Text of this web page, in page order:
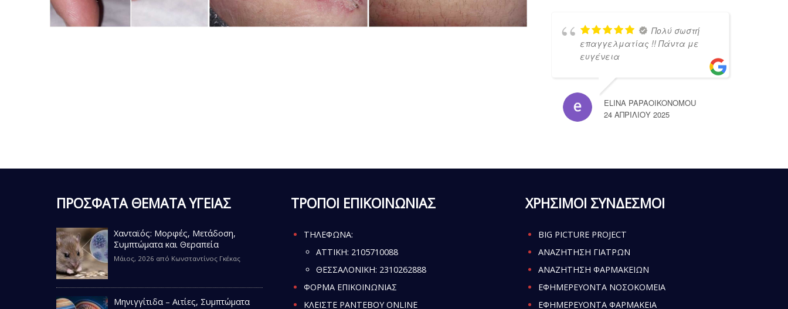
Πολύ σωστή
επαγγελματίας !! Πάντα με
ευγένεια
ELINA PAPAOIKONOMOU
24 ΑΠΡΙΛΊΟΥ 2025
ΠΡΟΣΦΑΤΑ ΘΕΜΑΤΑ ΥΓΕΙΑΣ
Χανταϊός: Μορφές, Μετάδοση,
Συμπτώματα και Θεραπεία
Μάιος, 2026 από Κωνσταντίνος Γκέκας
Μηνιγγίτιδα – Αιτίες, Συμπτώματα
ΤΡΟΠΟΙ ΕΠΙΚΟΙΝΩΝΙΑΣ
ΤΗΛΕΦΩΝΑ:
ATTIKH: 2105710088
ΘΕΣΣΑΛΟΝΙΚΗ: 2310262888
ΦΟΡΜΑ ΕΠΙΚΟΙΝΩΝΙΑΣ
ΚΛΕΙΣΤΕ ΡΑΝΤΕΒΟΥ ONLINE
ΧΡΗΣΙΜΟΙ ΣΥΝΔΕΣΜΟΙ
BIG PICTURE PROJECT
ΑΝΑΖΗΤΗΣΗ ΓΙΑΤΡΩΝ
ΑΝΑΖΗΤΗΣΗ ΦΑΡΜΑΚΕΙΩΝ
ΕΦΗΜΕΡΕΥΟΝΤΑ ΝΟΣΟΚΟΜΕΙΑ
ΕΦΗΜΕΡΕΥΟΝΤΑ ΦΑΡΜΑΚΕΙΑ